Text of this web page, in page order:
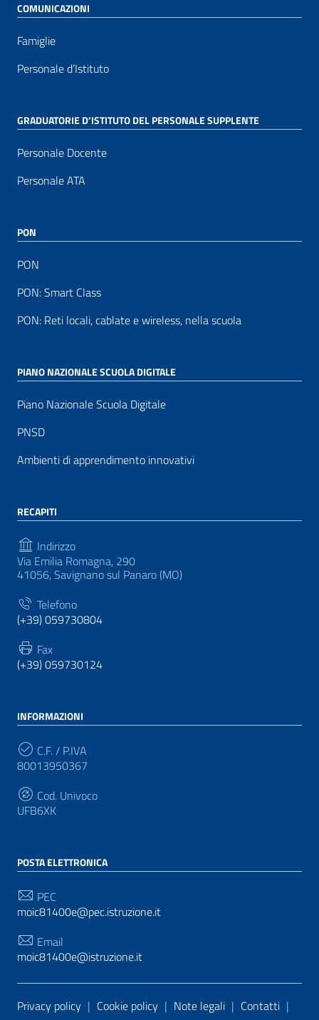
COMUNICAZIONI
Famiglie
Personale d’Istituto
GRADUATORIE D’ISTITUTO DEL PERSONALE SUPPLENTE
Personale Docente
Personale ATA
PON
PON
PON: Smart Class
PON: Reti locali, cablate e wireless, nella scuola
PIANO NAZIONALE SCUOLA DIGITALE
Piano Nazionale Scuola Digitale
PNSD
Ambienti di apprendimento innovativi
RECAPITI
Indirizzo
Via Emilia Romagna, 290
41056, Savignano sul Panaro (MO)
Telefono
(+39) 059730804
Fax
(+39) 059730124
INFORMAZIONI
C.F. / P.IVA
80013950367
Cod. Univoco
UFB6XK
POSTA ELETTRONICA
PEC
moic81400e@pec.istruzione.it
Email
moic81400e@istruzione.it
Sezione Link Utili
Privacy policy | Cookie policy | Note legali | Contatti |